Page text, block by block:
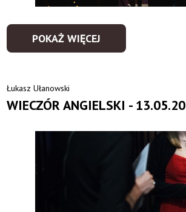
POKAŻ WIĘCEJ
Łukasz Ułanowski
WIECZÓR ANGIELSKI -